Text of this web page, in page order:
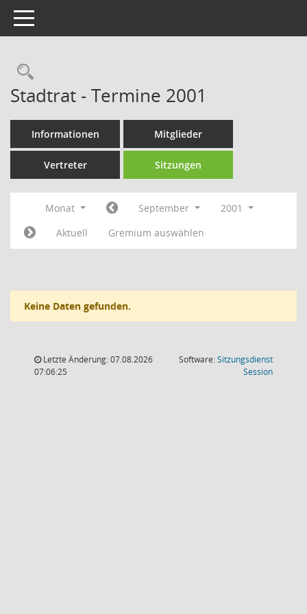
Toggle navigation
Rechercheauswahl
Stadtrat - Termine 2001
Informationen Mitglieder
Vertreter Sitzungen
Monat September
2001
Aktuell
Gremium auswählen
Keine Daten gefunden.
Letzte Änderung: 07.08.2026
07:06:25
Software:Sitzungsdienst
Session(Wird in